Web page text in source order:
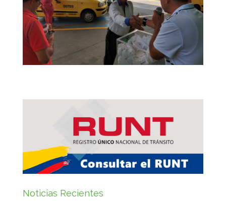
Noticias Recientes